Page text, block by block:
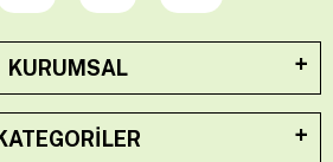
KURUMSAL